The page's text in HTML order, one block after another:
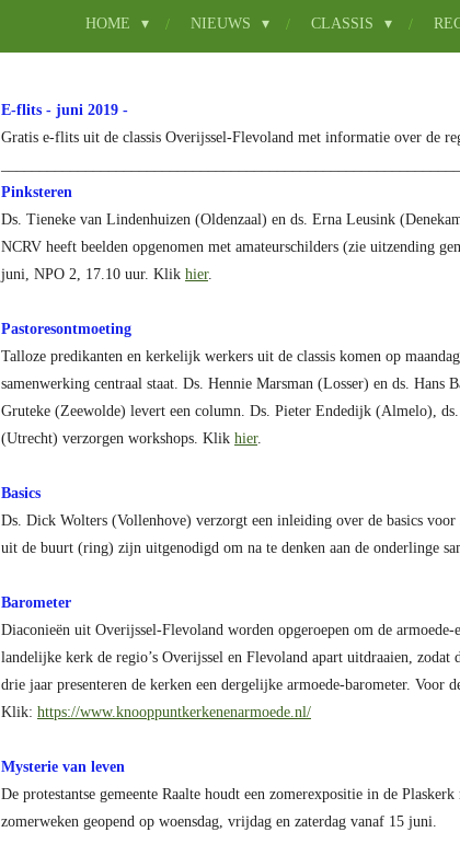
HOME NIEUWS CLASSIS
E-flits - juni 2019 -
Gratis e-flits uit de classis Overijssel-Flevoland met informatie over de
Pinksteren
Ds. Tieneke van Lindenhuizen (Oldenzaal) en ds. Erna Leusink
NCRV heeft beelden opgenomen met amateurschilders (zie uitzending
juni, NPO 2, 17.10 uur. Klik hier.
Pastoresontmoeting
Talloze predikanten en kerkelijk werkers uit de classis komen op
samenwerking centraal staat. Ds. Hennie Marsman (Losser) en ds.
Gruteke (Zeewolde) levert een column. Ds. Pieter Endedijk (Almelo),
(Utrecht) verzorgen workshops. Klik hier.
Basics
Ds. Dick Wolters (Vollenhove) verzorgt een inleiding over de basics
uit de buurt (ring) zijn uitgenodigd om na te denken aan de onderlinge
Barometer
Diaconieën uit Overijssel-Flevoland worden opgeroepen om de
landelijke kerk de regio’s Overijssel en Flevoland apart uitdraaien,
drie jaar presenteren de kerken een dergelijke armoede-barometer. Voor
Klik: https://www.knooppuntkerkenenarmoede.nl/
Mysterie van leven
De protestantse gemeente Raalte houdt een zomerexpositie in de
zomerweken geopend op woensdag, vrijdag en zaterdag vanaf 15 juni.